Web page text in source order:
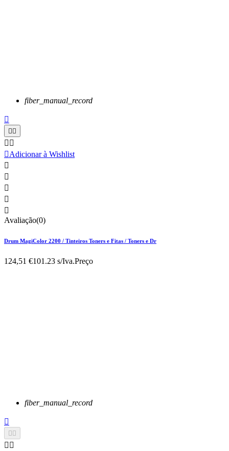
fiber_manual_record

 
 
Adicionar à Wishlist





Avaliação(0)
Drum MagiColor 2200 / Tinteiros Toners e Fitas / Toners e Dr
124,51 €101.23 s/Iva.Preço
fiber_manual_record

 
 